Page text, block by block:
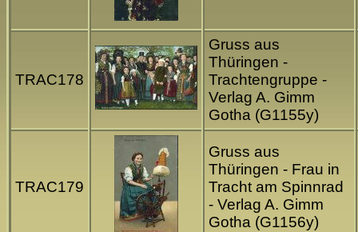
TRAC178
Gruss aus
Thüringen -
Trachtengruppe -
Verlag A. Gimm
Gotha (G1155y)
TRAC179
Gruss aus
Thüringen - Frau in
Tracht am Spinnrad
- Verlag A. Gimm
Gotha (G1156y)